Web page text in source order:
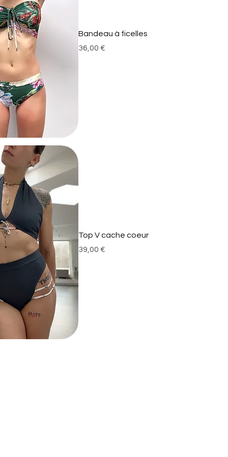
Bandeau à ficelles
Prix
36,00 €
Top V cache coeur
Prix
39,00 €